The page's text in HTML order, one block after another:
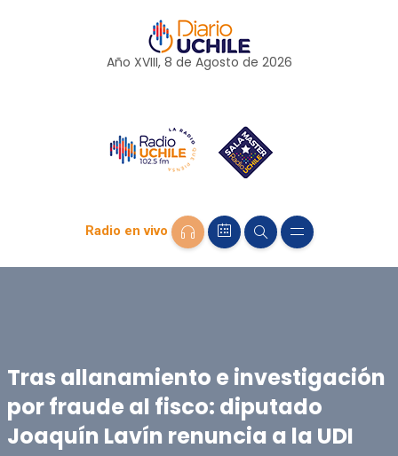
Año XVIII, 8 de Agosto de 2026
Radio en vivo
Tras allanamiento e investigación
por fraude al fisco: diputado
Joaquín Lavín renuncia a la UDI